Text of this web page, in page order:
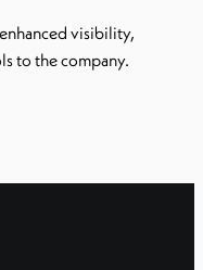
visibility,
to the company.